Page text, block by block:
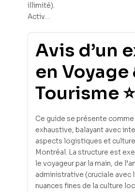
illimité).
Activ…
Avis d’un
en Voyage
Tourisme
Ce guide se présente
exhaustive, balayant avec
aspects logistiques et
Montréal. La structure est
le voyageur par la main, de
administrative (cruciale avec
nuances fines de la culture